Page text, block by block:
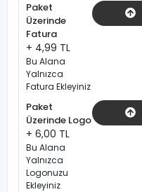
Paket
Üzerinde
Fatura
+ 4,99 TL
Bu Alana
Yalnızca
Fatura Ekleyiniz
Paket
Üzerinde Logo
+ 6,00 TL
Bu Alana
Yalnızca
Logonuzu
Ekleyiniz